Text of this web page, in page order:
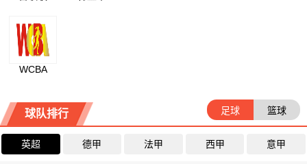
WCBA
球队排行 足球 篮球
英超 德甲 法甲 西甲 意甲